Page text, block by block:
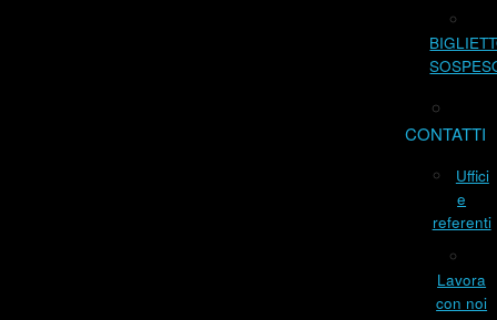
CONTATTI
Uffici
e
referenti
Lavora
con noi